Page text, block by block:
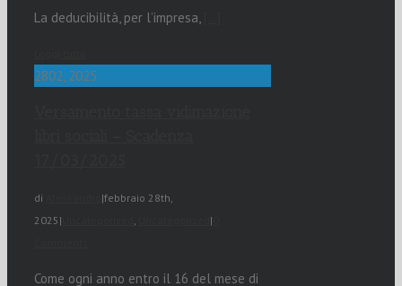
La deducibilità, per l’impresa,
2802, 2025
di |febbraio 28th,
2025 | |
Come ogni anno entro il 16 del mese di